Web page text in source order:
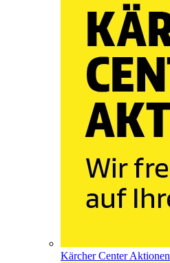
Kärcher Center Aktionen